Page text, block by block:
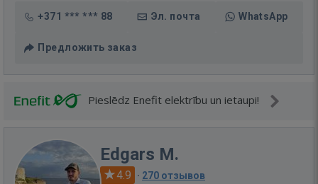
+371 *** *** 88 Эл. почта WhatsApp
Предложить заказ
Pieslēdz Enefit elektrību un ietaupi!
Edgars M.
4.9 · 270 отзывов